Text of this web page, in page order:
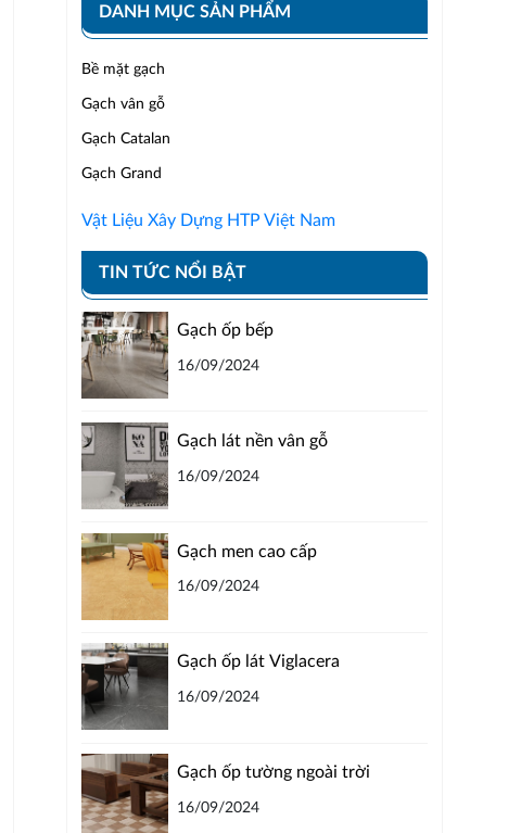
DANH MỤC SẢN PHẨM
Bề mặt gạch
Gạch vân gỗ
Gạch Catalan
Gạch Grand
Vật Liệu Xây Dựng HTP Việt Nam
TIN TỨC NỔI BẬT
Gạch ốp bếp
16/09/2024
Gạch lát nền vân gỗ
16/09/2024
Gạch men cao cấp
16/09/2024
Gạch ốp lát Viglacera
16/09/2024
Gạch ốp tường ngoài trời
16/09/2024